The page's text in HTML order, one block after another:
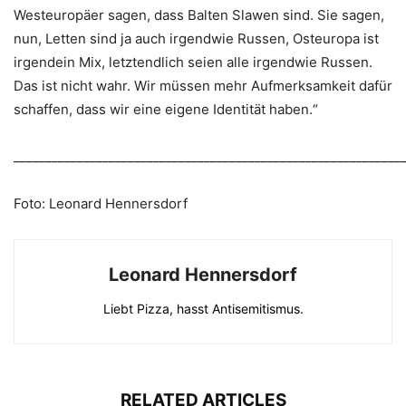
Westeuropäer sagen, dass Balten Slawen sind. Sie sagen,
nun, Letten sind ja auch irgendwie Russen, Osteuropa ist
irgendein Mix, letztendlich seien alle irgendwie Russen.
Das ist nicht wahr. Wir müssen mehr Aufmerksamkeit dafür
schaffen, dass wir eine eigene Identität haben.“
Foto: Leonard Hennersdorf
Leonard Hennersdorf
Liebt Pizza, hasst Antisemitismus.
RELATED ARTICLES